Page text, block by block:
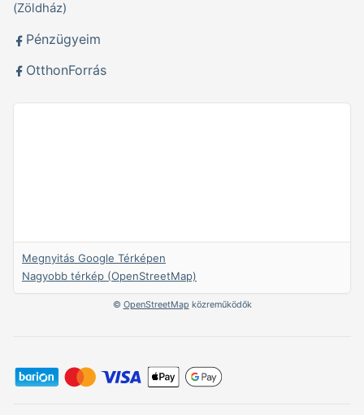
(Zöldház)
Pénzügyeim
OtthonForrás
Megnyitás Google Térképen
Nagyobb térkép (OpenStreetMap)
© OpenStreetMap közreműködők